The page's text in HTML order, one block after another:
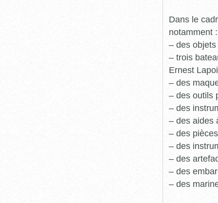
Dans le
notamment :
– des
– trois
Ernest
– des
– des outils
– des
– des aides
– des
– des
– des
– des
– des